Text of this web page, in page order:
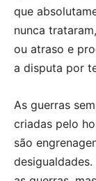
que
nunca
ou atraso e
a disputa por
As guerras
criadas pelo
são